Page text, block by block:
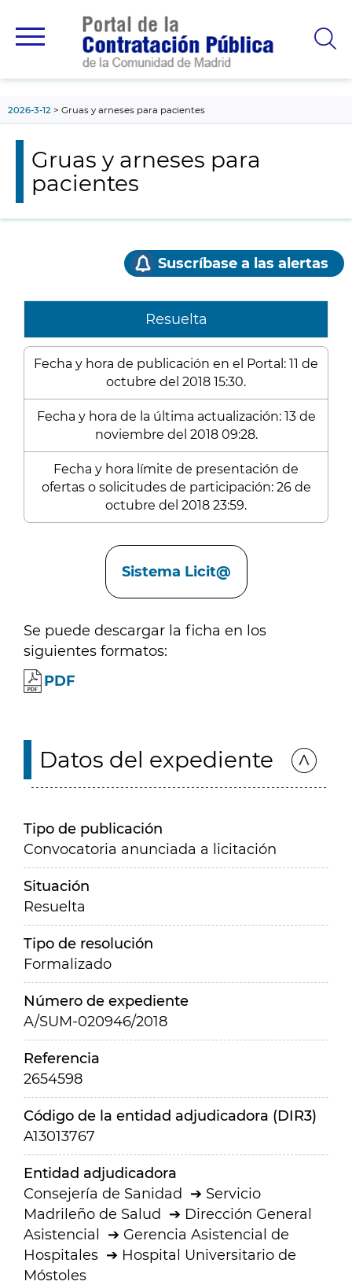
principal
2026-3-12 Gruas y arneses para pacientes
Gruas y arneses para
pacientes
Suscríbase a las alertas
Resuelta
Fecha y hora de publicación en el Portal: 11 de
octubre del 2018 15:30.
Fecha y hora de la última actualización: 13 de
noviembre del 2018 09:28.
Fecha y hora límite de presentación de
ofertas o solicitudes de participación: 26 de
octubre del 2018 23:59.
Sistema Licit@
Se puede descargar la ficha en los
siguientes formatos:
PDF
Datos del expediente
Tipo de publicación
Convocatoria anunciada a licitación
Situación
Resuelta
Tipo de resolución
Formalizado
Número de expediente
A/SUM-020946/2018
Referencia
2654598
Código de la entidad adjudicadora (DIR3)
A13013767
Entidad adjudicadora
Consejería de Sanidad
Servicio
Madrileño de Salud
Dirección General
Asistencial
Gerencia Asistencial de
Hospitales
Hospital Universitario de
Móstoles